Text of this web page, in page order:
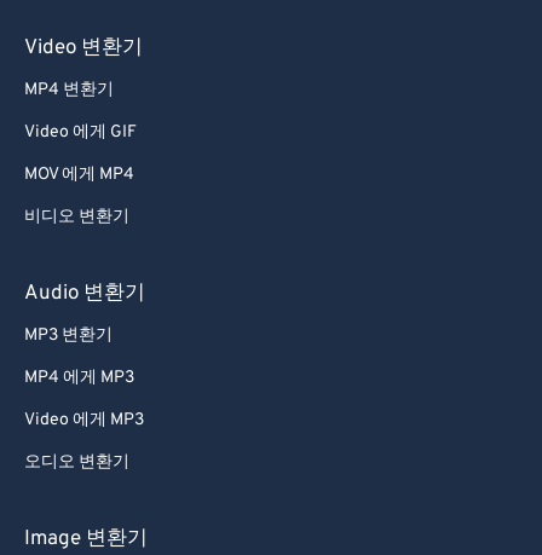
Video 변환기
MP4 변환기
Video 에게 GIF
MOV 에게 MP4
비디오 변환기
Audio 변환기
MP3 변환기
MP4 에게 MP3
Video 에게 MP3
오디오 변환기
Image 변환기